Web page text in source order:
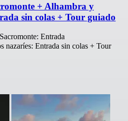
+ Alhambra y
sin colas + Tour guiado
Entrada
nazaríes: Entrada sin colas + Tour